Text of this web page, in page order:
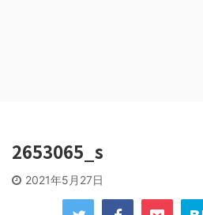
2653065_s
2021年5月27日